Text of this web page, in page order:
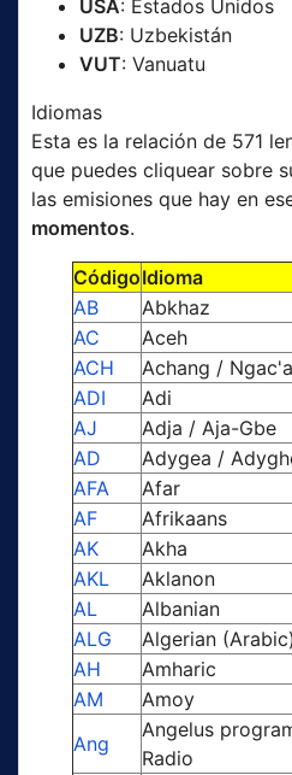
USA: Estados Unidos
UZB: Uzbekistán
VUT: Vanuatu
Idiomas
Esta es la relación de 571
que puedes cliquear sobre
las emisiones que hay en
momentos.
CódigoIdioma
AB
Abkhaz
AC
Aceh
ACH
Achang /
ADI
Adi
AJ
Adja / Aja-Gbe
AD
Adygea /
AFA
Afar
AF
Afrikaans
AK
Akha
AKL
Aklanon
AL
Albanian
ALG
Algerian (Arabic)
AH
Amharic
AM
Amoy
Ang
Angelus
Radio